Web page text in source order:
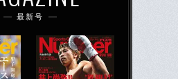
最新号